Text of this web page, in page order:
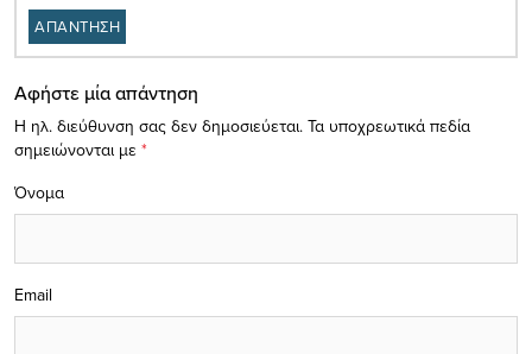
ΑΠΑΝΤΗΣΗ
Αφήστε μία απάντηση
Η ηλ. διεύθυνση σας δεν δημοσιεύεται. Τα υποχρεωτικά πεδία
σημειώνονται με *
Όνομα
Email